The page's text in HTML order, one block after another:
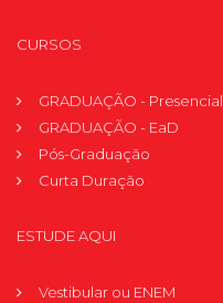
CURSOS
GRADUAÇÃO - Presencial
GRADUAÇÃO - EaD
Pós-Graduação
Curta Duração
ESTUDE AQUI
Vestibular ou ENEM